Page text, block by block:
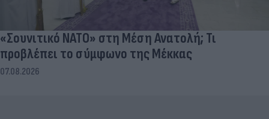
«Σουνιτικό ΝΑΤΟ» στη Μέση Ανατολή; Τι
προβλέπει το σύμφωνο της Μέκκας
07.08.2026